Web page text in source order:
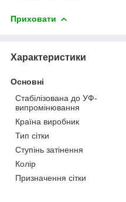
Приховати
Характеристики
Основні
Стабілізована до УФ-
випромінювання
Країна виробник
Тип сітки
Ступінь затінення
Колір
Призначення сітки